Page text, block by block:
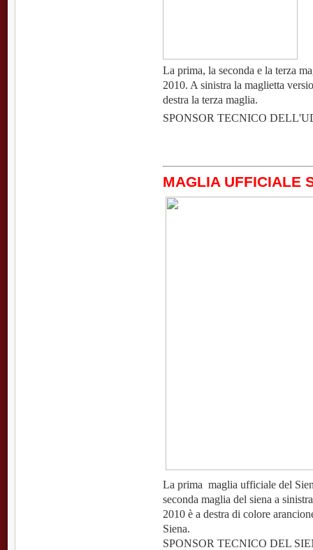
La prima, la seconda e la terza
2010. A sinistra la maglietta
destra la terza maglia.
SPONSOR TECNICO
MAGLIA UFFICIALE
La prima maglia ufficiale del
seconda maglia del siena a
2010 è a destra di colore
Siena.
SPONSOR TECNICO DEL